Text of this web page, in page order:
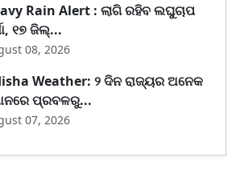
Rain Alert : ଲାଗି ରହିବ ଲଘୁଚାପ
୧୭ ଜିଲ୍...
08, 2026
Weather: ୨ ଦିନ ରାଜ୍ୟର ଅନେକ
ପ୍ରବଳରୁ...
07, 2026